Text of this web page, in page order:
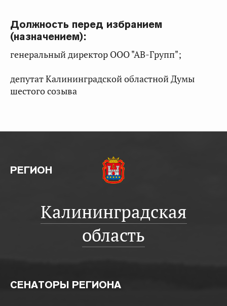
Должность перед избранием
(назначением):
генеральный директор ООО "АВ-Групп";
депутат Калининградской областной Думы
шестого созыва
РЕГИОН
Калининградская
область
СЕНАТОРЫ РЕГИОНА